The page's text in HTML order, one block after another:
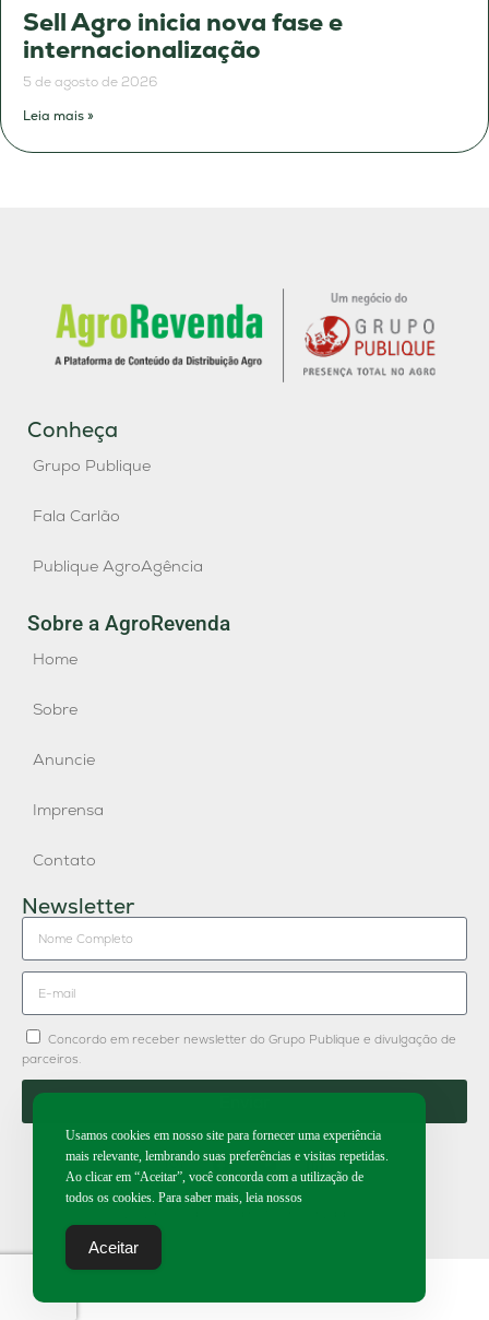
Sell Agro inicia nova fase e
internacionalização
5 de agosto de 2026
Leia mais »
Conheça
Grupo Publique
Fala Carlão
Publique AgroAgência
Sobre a AgroRevenda
Home
Sobre
Anuncie
Imprensa
Contato
Newsletter
Concordo em receber newsletter do Grupo Publique e divulgação de
parceiros.
Usamos cookies em nosso site para fornecer uma experiência
mais relevante, lembrando suas preferências e visitas repetidas.
Ao clicar em “Aceitar”, você concorda com a utilização de
todos os cookies. Para saber mais, leia nossos
Aceitar